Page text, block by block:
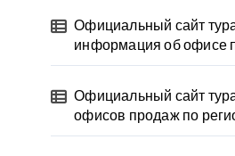
Официальный сайт
информация об офисе
Официальный сайт
офисов продаж по